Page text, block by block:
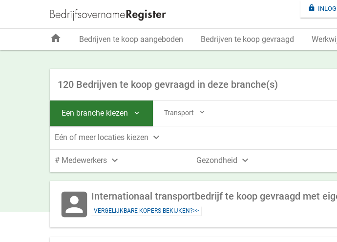
120 Bedrijven te koop gevraagd in deze branche(s)
Een branche kiezen  Transport 
Eén of meer locaties kiezen 
# Medewerkers  Gezondheid 
account_box VERGELIJKBARE KOPERS BEKIJKEN?>>

home Bedrijven te koop aangeboden Bedrijven te koop gevraagd